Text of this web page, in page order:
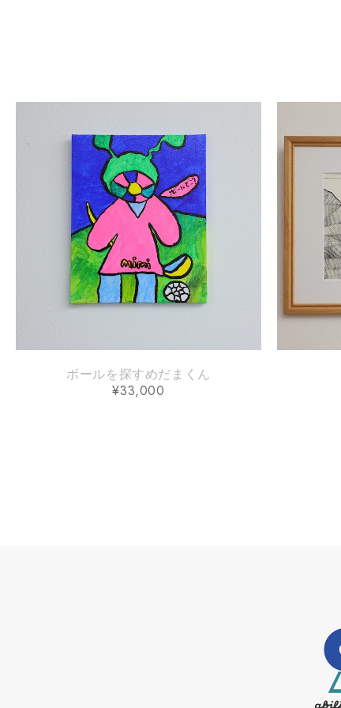
ボールを探すめだまくん
¥33,000